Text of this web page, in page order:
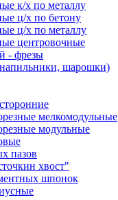
к/х по металлу
ц/х по бетону
ц/х по металлу
центровочные
- фрезы
шарошки)
мелкомодульные
модульные
пазов
хвост"
шпонок